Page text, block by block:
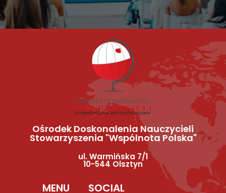
Ośrodek Doskonalenia Nauczycieli
Stowarzyszenia "Wspólnota Polska"
ul. Warmińska 7/1
10-544 Olsztyn
MENU SOCIAL